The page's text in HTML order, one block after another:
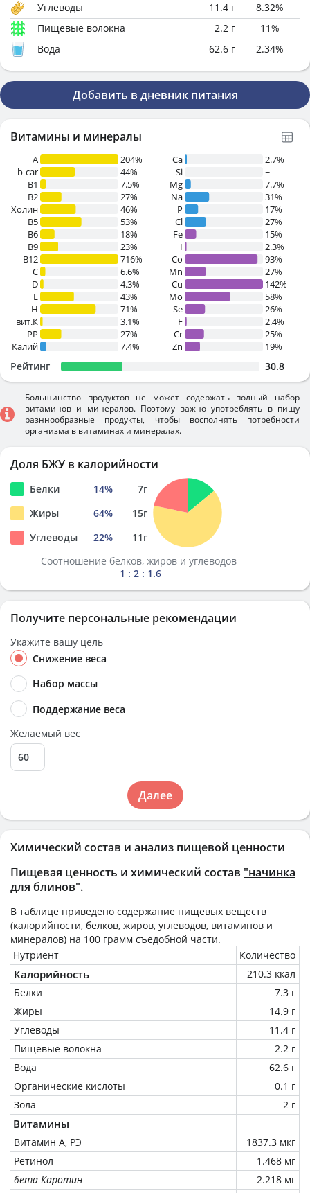
Химический состав и анализ пищевой ценности
Пищевая ценность и химический состав "начинка
для блинов".
В таблице приведено содержание пищевых веществ
(калорийности, белков, жиров, углеводов, витаминов и
минералов) на 100 грамм съедобной части.
Нутриент
Количество
Калорийность
210.3 ккал
Белки
7.3 г
Жиры
14.9 г
Углеводы
11.4 г
Пищевые волокна
2.2 г
Вода
62.6 г
Органические кислоты
0.1 г
Зола
2 г
Витамины
Витамин А, РЭ
1837.3 мкг
Ретинол
1.468 мг
бета Каротин
2.218 мг
Углеводы
11.4 г 8.32%
Пищевые волокна
2.2 г 11%
Вода
62.6 г 2.34%
Добавить в дневник питания
Витамины и минералы
A
204%
b-car
44%
В1
7.5%
B2
27%
Холин
46%
B5
53%
B6
18%
B9
23%
B12
716%
C
6.6%
D
4.3%
E
43%
H
71%
вит.К
3.1%
PP
27%
Калий
7.4%
Ca
2.7%
Si
~
Mg
7.7%
Na
31%
P
17%
Cl
27%
Fe
15%
I
2.3%
Co
93%
Mn
27%
Cu
142%
Mo
58%
Se
26%
F
2.4%
Cr
25%
Zn
19%
Рейтинг 30.8
Большинство продуктов не может содержать полный набор
витаминов и минералов. Поэтому важно употреблять в пищу
разннообразные продукты, чтобы восполнять потребности
организма в витаминах и минералах.
Доля БЖУ в калорийности
Белки 14% 7г
Жиры
64% 15г
Углеводы
22% 11г
Соотношение белков, жиров и углеводов
1 : 2 : 1.6
Получите персональные рекомендации
Укажите вашу цель
Снижение веса
Набор массы
Поддержание веса
Желаемый вес
Далее